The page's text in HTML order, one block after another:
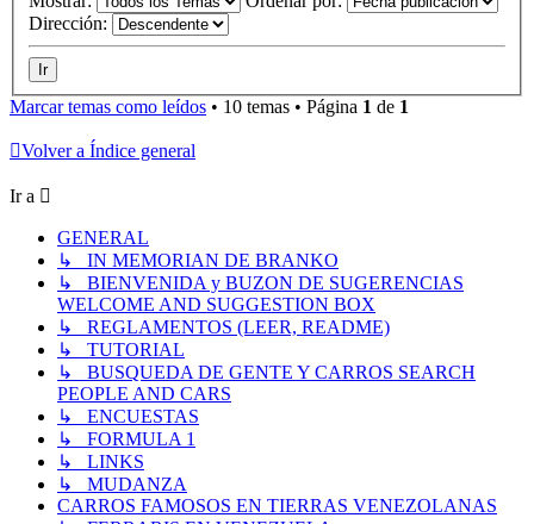
Dirección:
Marcar temas como leídos • 10 temas • Página 1 de 1
Volver a Índice general
Ir a
GENERAL
↳ IN MEMORIAN DE BRANKO
↳ BIENVENIDA y BUZON DE SUGERENCIAS
WELCOME AND SUGGESTION BOX
↳ REGLAMENTOS (LEER, README)
↳ TUTORIAL
↳ BUSQUEDA DE GENTE Y CARROS SEARCH
PEOPLE AND CARS
↳ ENCUESTAS
↳ FORMULA 1
↳ LINKS
↳ MUDANZA
CARROS FAMOSOS EN TIERRAS VENEZOLANAS